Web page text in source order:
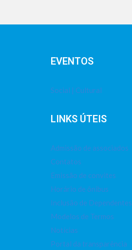
EVENTOS
Social | Cultural
LINKS ÚTEIS
Admissão de associados
Contatos
Emissão de convites
Horário de ônibus
Inclusão de Dependentes
Modelos de Termos
Notícias
Portal da transparência